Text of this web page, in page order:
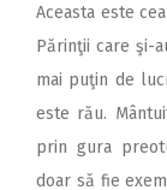
Aceasta este
Părinţii care şi-
mai puţin de
este rău.
prin gura
doar să fie